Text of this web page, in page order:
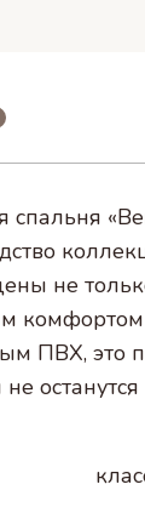
спальня
не
ПВХ, это